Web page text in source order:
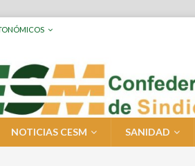
NOTICIAS CESM SANIDAD